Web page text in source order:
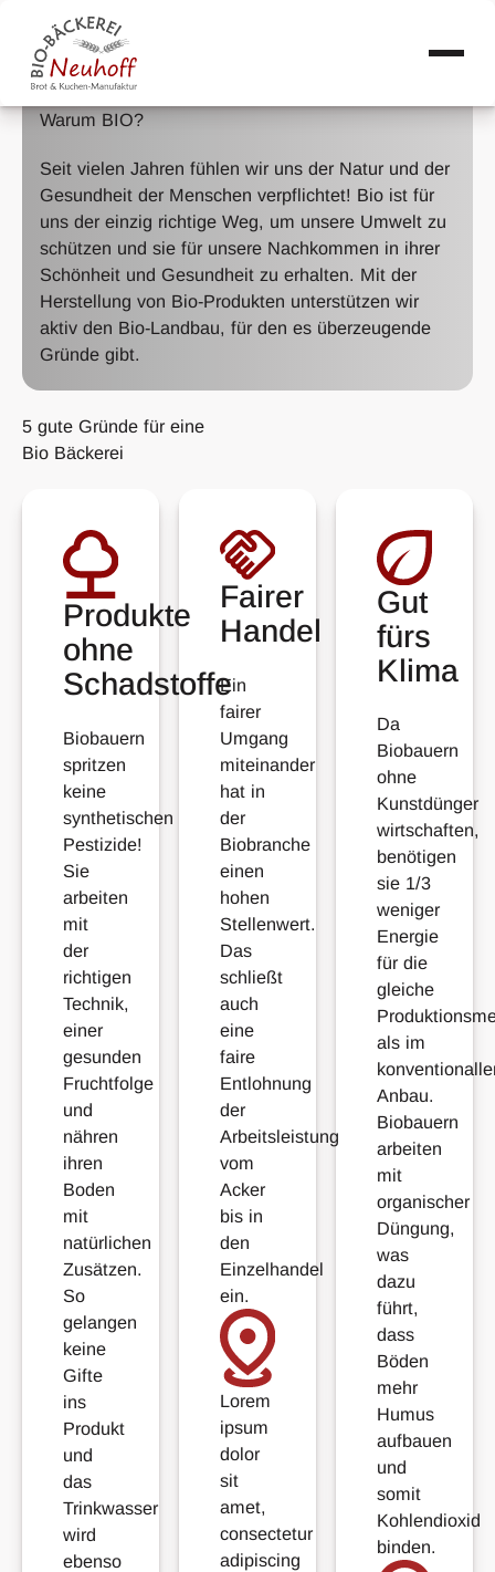
Warum BIO?
Seit vielen Jahren fühlen wir uns der Natur und der
Gesundheit der Menschen verpflichtet! Bio ist für
uns der einzig richtige Weg, um unsere Umwelt zu
schützen und sie für unsere Nachkommen in ihrer
Schönheit und Gesundheit zu erhalten. Mit der
Herstellung von Bio-Produkten unterstützen wir
aktiv den Bio-Landbau, für den es überzeugende
Gründe gibt.
5 gute Gründefür eine
Bio Bäckerei
Produkte
ohne
Schadstoffe
Biobauern
spritzen
keine
synthetischen
Pestizide!
Sie
arbeiten
mit
der
richtigen
Technik,
einer
gesunden
Fruchtfolge
und
nähren
ihren
Boden
mit
natürlichen
Zusätzen.
So
gelangen
keine
Gifte
ins
Produkt
und
das
Trinkwasser
wird
ebenso
Fairer
Handel
Ein
fairer
Umgang
miteinander
hat in
der
Biobranche
einen
hohen
Stellenwert.
Das
schließt
auch
eine
faire
Entlohnung
der
Arbeitsleistung
vom
Acker
bis in
den
Einzelhandel
ein.
Lorem
ipsum
dolor
sit
amet,
consectetur
adipiscing
Gut
fürs
Klima
Da
Biobauern
ohne
Kunstdünger
wirtschaften,
benötigen
sie 1/3
weniger
Energie
für die
gleiche
als im
Anbau.
Biobauern
arbeiten
mit
organischer
Düngung,
was
dazu
führt,
dass
Böden
mehr
Humus
aufbauen
und
somit
Kohlendioxid
binden.